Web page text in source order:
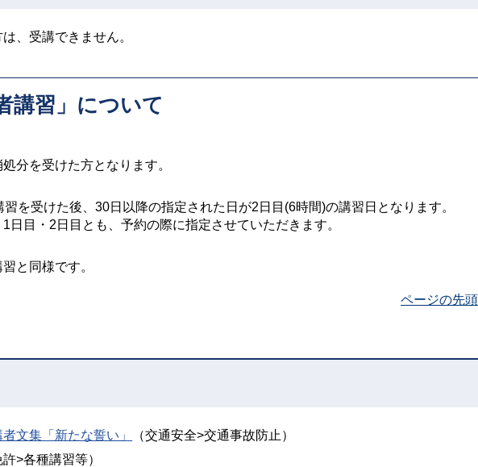
、受講できません。
講習」について
分を受けた方となります。
を受けた後、30日以降の指定された日が2日目(6時間)の講習日となります。
日目・2日目とも、予約の際に指定させていただきます。
と同様です。
ページの先
文集「新たな誓い」
（交通安全>交通事故防止）
許>各種講習等）